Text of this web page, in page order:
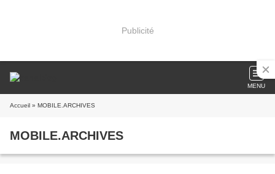
Publicité
MENU
Accueil » MOBILE.ARCHIVES
MOBILE.ARCHIVES